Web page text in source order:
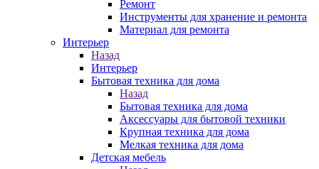
Ремонт
Инструменты для хранение и ремонта
Материал для ремонта
Интерьер
Назад
Интерьер
Бытовая техника для дома
Назад
Бытовая техника для дома
Аксессуары для бытовой техники
Крупная техника для дома
Мелкая техника для дома
Детская мебель